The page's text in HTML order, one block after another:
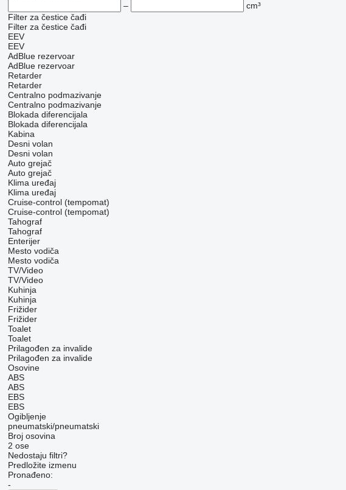
–
cm³
Filter za čestice čađi
Filter za čestice čađi
EEV
EEV
AdBlue rezervoar
AdBlue rezervoar
Retarder
Retarder
Centralno podmazivanje
Centralno podmazivanje
Blokada diferencijala
Blokada diferencijala
Kabina
Desni volan
Desni volan
Auto grejač
Auto grejač
Klima uređaj
Klima uređaj
Cruise-control (tempomat)
Cruise-control (tempomat)
Tahograf
Tahograf
Enterijer
Mesto vodiča
Mesto vodiča
TV/Video
TV/Video
Kuhinja
Kuhinja
Frižider
Frižider
Toalet
Toalet
Prilagođen za invalide
Prilagođen za invalide
Osovine
ABS
ABS
EBS
EBS
Ogibljenje
pneumatski/pneumatski
Broj osovina
2 ose
Nedostaju filtri?
Predložite izmenu
Pronađeno:
-